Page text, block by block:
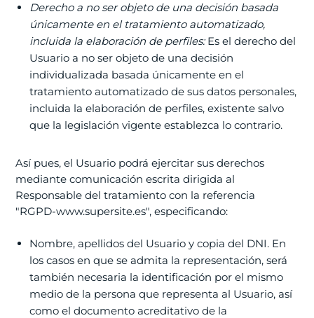
Derecho a no ser objeto de una decisión basada
únicamente en el tratamiento automatizado,
incluida la elaboración de perfiles:Es el derecho del
Usuario a no ser objeto de una decisión
individualizada basada únicamente en el
tratamiento automatizado de sus datos personales,
incluida la elaboración de perfiles, existente salvo
que la legislación vigente establezca lo contrario.
Así pues, el Usuario podrá ejercitar sus derechos
mediante comunicación escrita dirigida al
Responsable del tratamiento con la referencia
"RGPD-www.supersite.es", especificando:
Nombre, apellidos del Usuario y copia del DNI. En
los casos en que se admita la representación, será
también necesaria la identificación por el mismo
medio de la persona que representa al Usuario, así
como el documento acreditativo de la